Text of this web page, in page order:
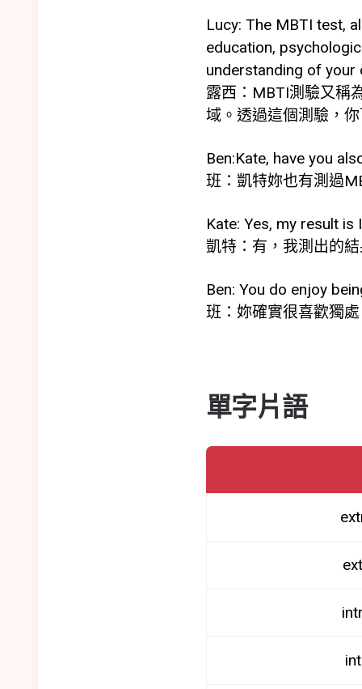
Lucy: The MBTI test,
education,
understanding of your
露西：MBTI測驗又稱
域。透過這個測驗，
Ben:Kate, have you
班：凱特妳也有測過
Kate: Yes, my result
凱特：有，我測出的
Ben: You do enjoy
班：妳確實很喜歡獨
單字片語